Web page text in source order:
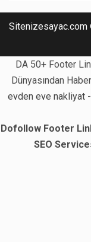
Sitenizesayac.com
DA 50+ Footer
Dünyasından
evden eve nakliyat -
Dofollow Footer
SEO